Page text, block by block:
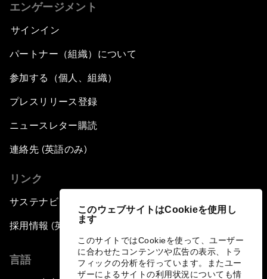
このウェブサイトはCookieを使用し
ます
このサイトではCookieを使って、ユーザー
に合わせたコンテンツや広告の表示、トラ
フィックの分析を行っています。またユー
ザーによるサイトの利用状況についても情
エンゲージメント
サインイン
パートナー（組織）について
参加する（個人、組織）
プレスリリース登録
ニュースレター購読
連絡先 (英語のみ)
リンク
サステナビリティへの取り組み
採用情報 (英語のみ)
言語